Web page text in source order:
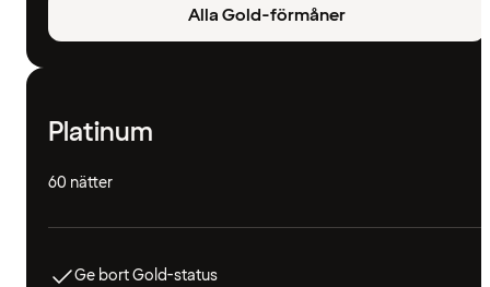
Alla Gold-förmåner
Platinum
60 nätter
Ge bort Gold-status